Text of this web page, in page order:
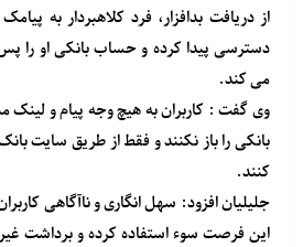
از دریافت بدافزار، فرد کلاهبردار به
دسترسی پیدا کرده و حساب بانکی او را پس
می کند.
وی گفت : کاربران به هیچ وجه پیام و لینک
بانکی را باز نکنند و فقط از طریق سایت
کنند.
جلیلیان افزود: سهل انگاری و ناآگاهی
این فرصت سوء استفاده کرده و برداشت